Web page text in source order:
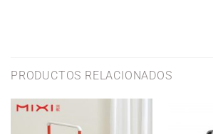
PRODUCTOS RELACIONADOS